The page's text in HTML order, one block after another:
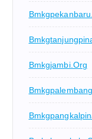
Bmkgjambi.org